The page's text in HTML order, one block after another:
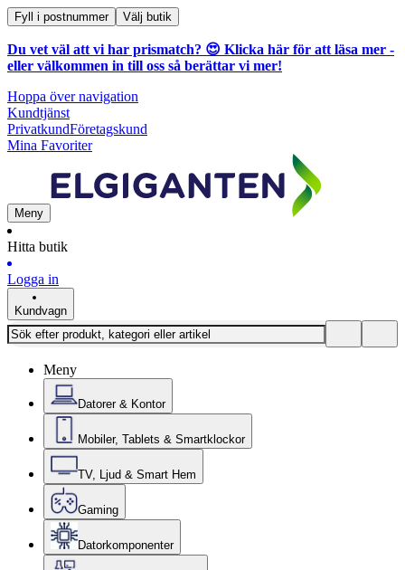
Fyll i postnummer Välj butik
Du vet väl att vi har prismatch? 😍 Klicka här för att läsa mer -
eller välkommen in till oss så berättar vi mer!
Hoppa över navigation
Kundtjänst
PrivatkundFöretagskund
Mina Favoriter
Meny
Hitta butik
Logga in
Kundvagn
Meny
Datorer & Kontor
Mobiler, Tablets & Smartklockor
TV, Ljud & Smart Hem
Gaming
Datorkomponenter